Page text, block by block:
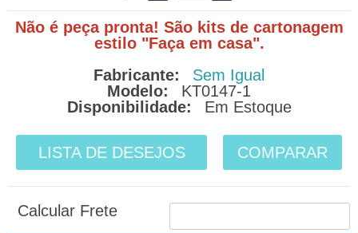
Não é peça pronta! São kits de cartonagem
estilo "Faça em casa".
Fabricante:
Sem Igual
Modelo:
KT0147-1
Disponibilidade:
Em Estoque
LISTA DE DESEJOS COMPARAR
Calcular Frete